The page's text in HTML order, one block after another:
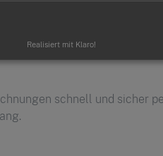
Kostenvoranschläge zu
schnell und sicher
Realisiert mit Klaro!